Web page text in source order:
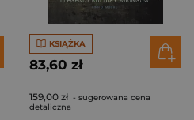
KSIĄŻKA
83,60 zł
159,00 zł - sugerowana cena
detaliczna